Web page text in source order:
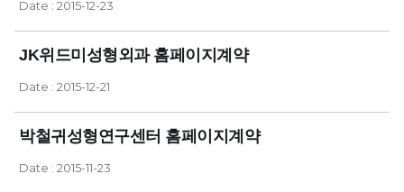
Date : 2015-12-23
JK위드미성형외과 홈페이지계약
Date : 2015-12-21
박철귀성형연구센터 홈페이지계약
Date : 2015-11-23